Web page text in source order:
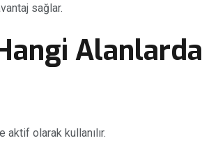
sağlar.
Alanlarda
olarak kullanılır.